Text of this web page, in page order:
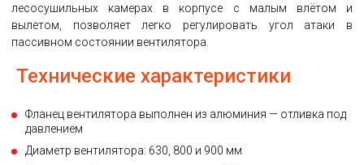
лесосушильных камерах в корпусе с малым влётом и
вылетом, позволяет легко регулировать угол атаки в
пассивном состоянии вентилятора.
Технические характеристики
Фланец вентилятора выполнен из алюминия — отливка под
давлением
Диаметр вентилятора: 630, 800 и 900 мм